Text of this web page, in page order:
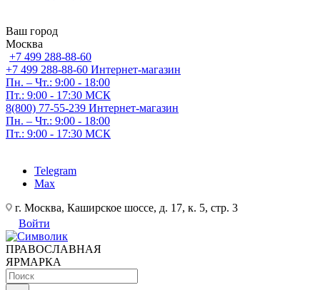
Ваш город
Москва
+7 499 288-88-60
+7 499 288-88-60 Интернет-магазин
Пн. – Чт.: 9:00 - 18:00
Пт.: 9:00 - 17:30 МСК
8(800) 77-55-239 Интернет-магазин
Пн. – Чт.: 9:00 - 18:00
Пт.: 9:00 - 17:30 МСК
Telegram
Max
г. Москва, Каширское шоссе, д. 17, к. 5, стр. 3
Войти
ПРАВОСЛАВНАЯ
ЯРМАРКА